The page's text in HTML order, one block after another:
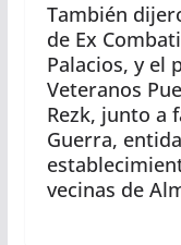
También
de Ex
Palacios, y el
Veteranos
Rezk, junto a
Guerra,
vecinas de